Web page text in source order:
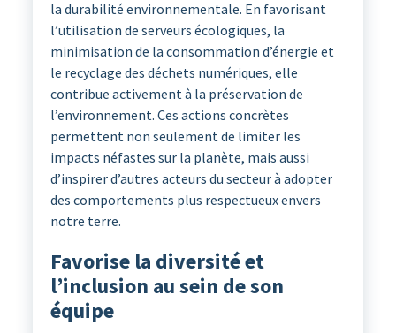
la durabilité environnementale. En favorisant
l’utilisation de serveurs écologiques, la
minimisation de la consommation d’énergie et
le recyclage des déchets numériques, elle
contribue activement à la préservation de
l’environnement. Ces actions concrètes
permettent non seulement de limiter les
impacts néfastes sur la planète, mais aussi
d’inspirer d’autres acteurs du secteur à adopter
des comportements plus respectueux envers
notre terre.
Favorise la diversité et
l’inclusion au sein de son
équipe